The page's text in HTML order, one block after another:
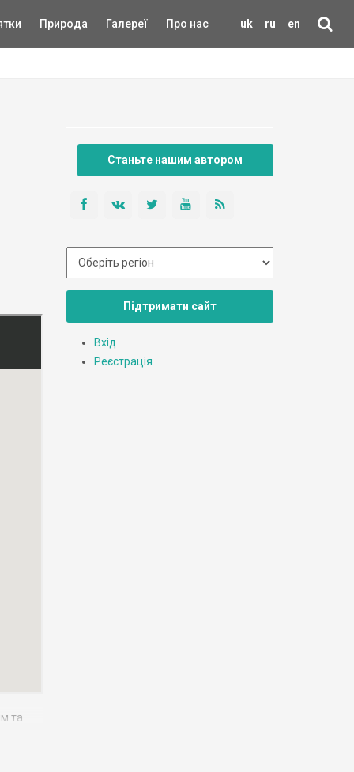
uk ru en
Природа Галереї Про нас
та
Станьте нашим автором
Підтримати сайт
Вхід
Реєстрація